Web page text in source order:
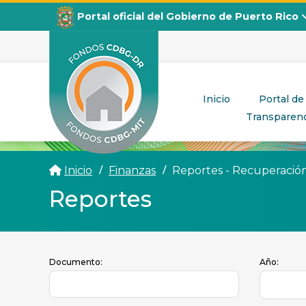
CDBG
Departamento de la Vivienda
Portal oficial del Gobierno de Puerto Rico
Inicio
Portal de
Inicio Finanzas Reportes -
Reportes
Documento: Año: